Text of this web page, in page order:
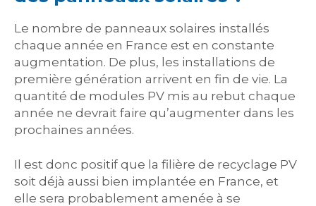
Le nombre de panneaux solaires installés
chaque année en France est en constante
augmentation. De plus, les installations de
première génération arrivent en fin de vie. La
quantité de modules PV mis au rebut chaque
année ne devrait faire qu’augmenter dans les
prochaines années.
Il est donc positif que la filière de recyclage PV
soit déjà aussi bien implantée en France, et
elle sera probablement amenée à se